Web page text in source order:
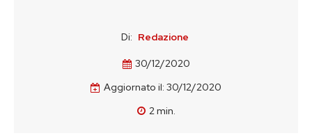
Di: Redazione
30/12/2020
Aggiornato il: 30/12/2020
2min.